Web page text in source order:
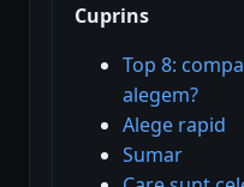
Cuprins
Top 8:
alegem?
Alege rapid
Sumar